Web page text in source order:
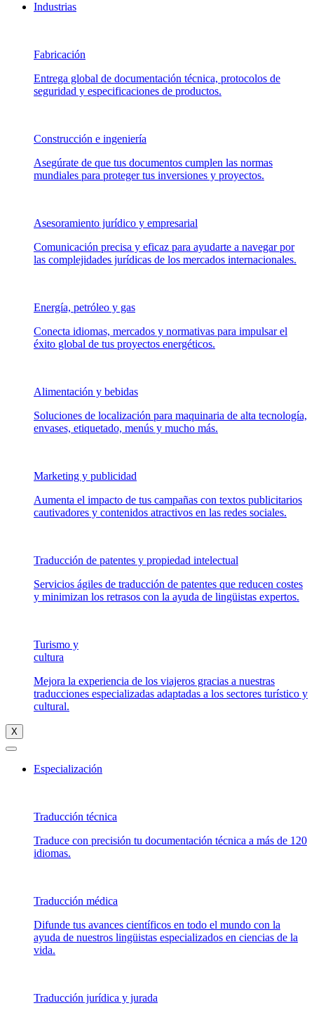
Industrias
Fabricación
Entrega global de documentación técnica, protocolos de
seguridad y especificaciones de productos.
Construcción e ingeniería
Asegúrate de que tus documentos cumplen las normas
mundiales para proteger tus inversiones y proyectos.
Asesoramiento jurídico y empresarial
Comunicación precisa y eficaz para ayudarte a navegar por
las complejidades jurídicas de los mercados internacionales.
Energía, petróleo y gas
Conecta idiomas, mercados y normativas para impulsar el
éxito global de tus proyectos energéticos.
Alimentación y bebidas
Soluciones de localización para maquinaria de alta tecnología,
envases, etiquetado, menús y mucho más.
Marketing y publicidad
Aumenta el impacto de tus campañas con textos publicitarios
cautivadores y contenidos atractivos en las redes sociales.
Traducción de patentes y propiedad intelectual
Servicios ágiles de traducción de patentes que reducen costes
y minimizan los retrasos con la ayuda de lingüistas expertos.
Turismo y
cultura
Mejora la experiencia de los viajeros gracias a nuestras
traducciones especializadas adaptadas a los sectores turístico y
cultural.
X
Especialización
Traducción técnica
Traduce con precisión tu documentación técnica a más de 120
idiomas.
Traducción médica
Difunde tus avances científicos en todo el mundo con la
ayuda de nuestros lingüistas especializados en ciencias de la
vida.
Traducción jurídica y jurada